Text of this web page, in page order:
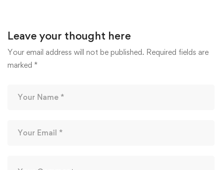
Leave your thought here
Your email address will not be published. Required fields are
marked *